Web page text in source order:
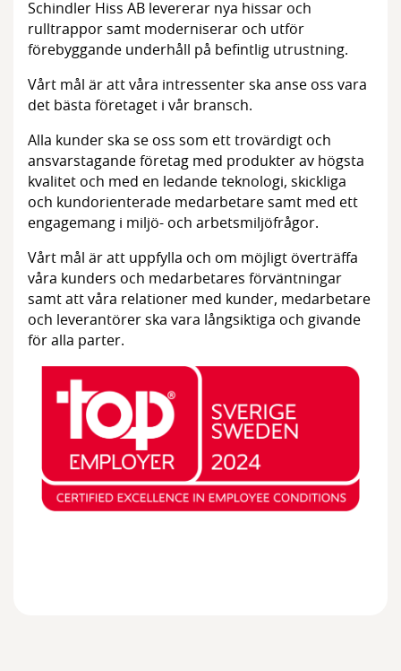
Schindler Hiss AB levererar nya hissar och
rulltrappor samt moderniserar och utför
förebyggande underhåll på befintlig utrustning.
Vårt mål är att våra intressenter ska anse oss vara
det bästa företaget i vår bransch.
Alla kunder ska se oss som ett trovärdigt och
ansvarstagande företag med produkter av högsta
kvalitet och med en ledande teknologi, skickliga
och kundorienterade medarbetare samt med ett
engagemang i miljö- och arbetsmiljöfrågor.
Vårt mål är att uppfylla och om möjligt överträffa
våra kunders och medarbetares förväntningar
samt att våra relationer med kunder, medarbetare
och leverantörer ska vara långsiktiga och givande
för alla parter.